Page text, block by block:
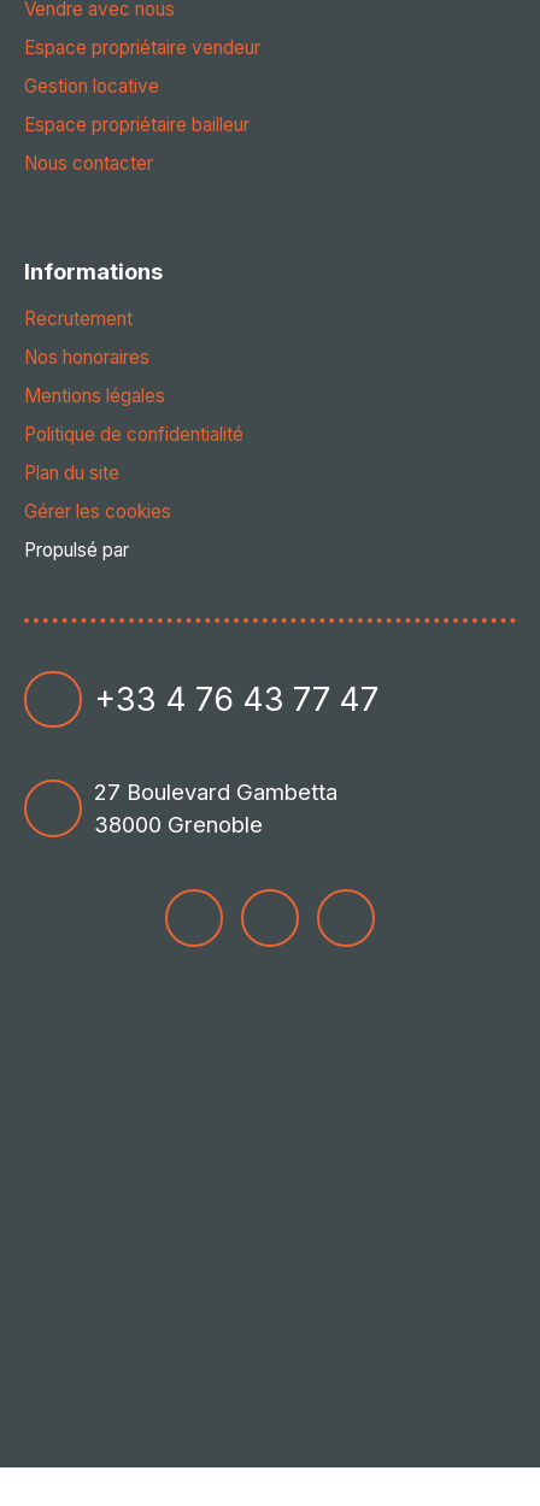
Vendre avec nous
Espace propriétaire vendeur
Gestion locative
Espace propriétaire bailleur
Nous contacter
Informations
Recrutement
Nos honoraires
Mentions légales
Politique de confidentialité
Plan du site
Gérer les cookies
Propulsé par
+33 4 76 43 77 47
27 Boulevard Gambetta
38000 Grenoble